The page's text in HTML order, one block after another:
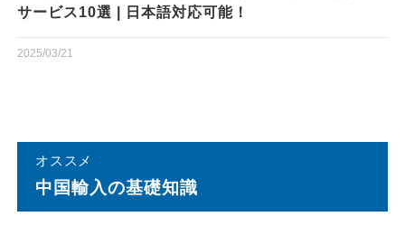
サービス10選 | 日本語対応可能！
2025/03/21
オススメ
中国輸⼊の基礎知識